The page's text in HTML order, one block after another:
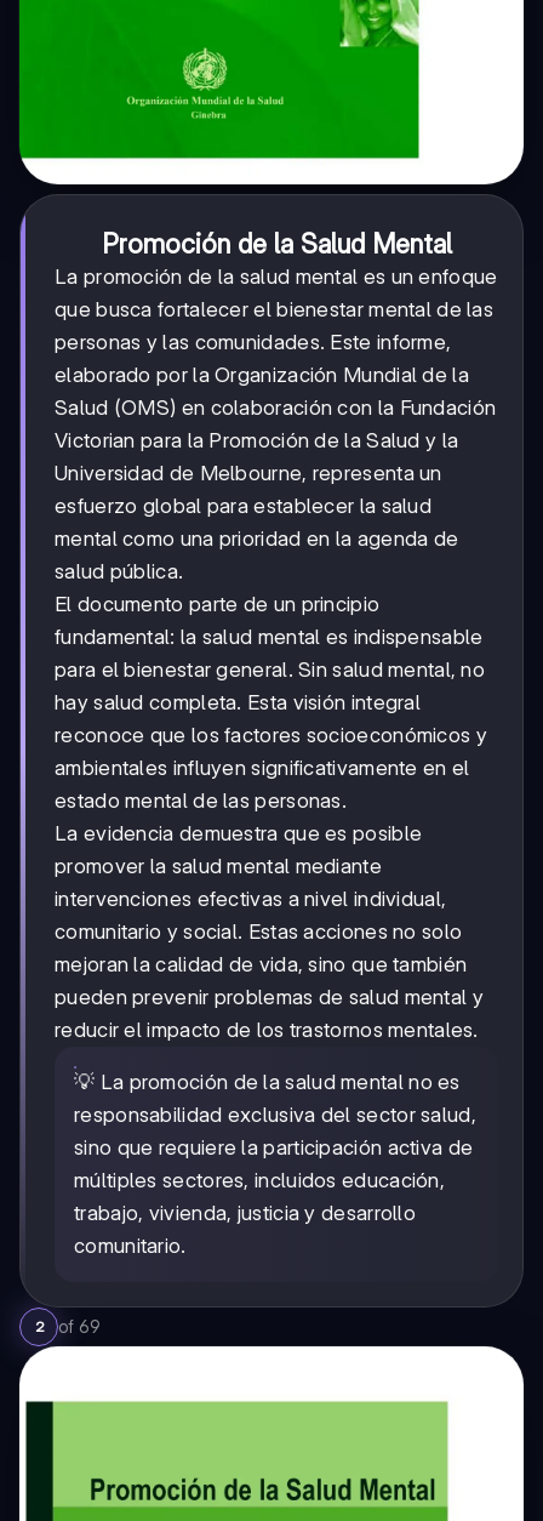
Promoción de la Salud Mental
La promoción de la salud mental es un enfoque
que busca fortalecer el bienestar mental de las
personas y las comunidades. Este informe,
elaborado por la Organización Mundial de la
Salud (OMS) en colaboración con la Fundación
Victorian para la Promoción de la Salud y la
Universidad de Melbourne, representa un
esfuerzo global para establecer la salud
mental como una prioridad en la agenda de
salud pública.
El documento parte de un principio
fundamental: la salud mental es indispensable
para el bienestar general. Sin salud mental, no
hay salud completa. Esta visión integral
reconoce que los factores socioeconómicos y
ambientales influyen significativamente en el
estado mental de las personas.
La evidencia demuestra que es posible
promover la salud mental mediante
intervenciones efectivas a nivel individual,
comunitario y social. Estas acciones no solo
mejoran la calidad de vida, sino que también
pueden prevenir problemas de salud mental y
reducir el impacto de los trastornos mentales.
💡 La promoción de la salud mental no es
responsabilidad exclusiva del sector salud,
sino que requiere la participación activa de
múltiples sectores, incluidos educación,
trabajo, vivienda, justicia y desarrollo
comunitario.
2 of 69